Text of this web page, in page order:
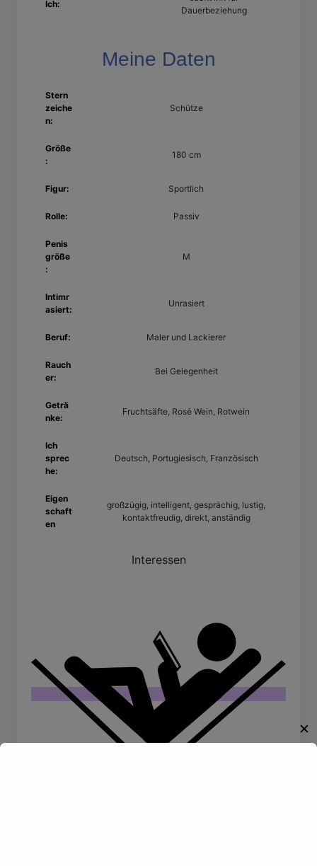
Ich:
Dauerbeziehung
Meine Daten
Stern
zeiche
n:
Schütze
Größe
:
180 cm
Figur: Sportlich
Rolle: Passiv
Penis
größe
:
M
Intimr
asiert:
Unrasiert
Beruf: Maler und Lackierer
Rauch
er:
Bei Gelegenheit
Geträ
nke:
Fruchtsäfte, Rosé Wein, Rotwein
Ich
sprec
he:
Deutsch, Portugiesisch, Französisch
Eigen
schaft
en
großzügig, intelligent, gesprächig, lustig,
kontaktfreudig, direkt, anständig
Interessen
✕